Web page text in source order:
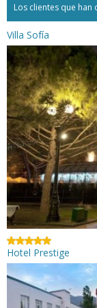
Los clientes que han
Villa Sofía
Hotel Prestige